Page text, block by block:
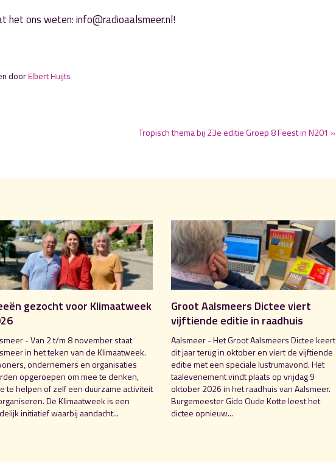
het ons weten: info@radioaalsmeer.nl!
doorElbert Huijts
Tropisch thema bij 23e editie Groep 8 Feest in N201 »
gezocht voor Klimaatweek
- Van 2 t/m 8 november staat
in het teken van de Klimaatweek.
ondernemers en organisaties
opgeroepen om mee te denken,
te helpen of zelf een duurzame activiteit
De Klimaatweek is een
initiatief waarbij aandacht...
Groot Aalsmeers Dictee viert
vijftiende editie in raadhuis
Aalsmeer - Het Groot Aalsmeers Dictee keert
dit jaar terug in oktober en viert de vijftiende
editie met een speciale lustrumavond. Het
taalevenement vindt plaats op vrijdag 9
oktober 2026 in het raadhuis van Aalsmeer.
Burgemeester Gido Oude Kotte leest het
dictee opnieuw...